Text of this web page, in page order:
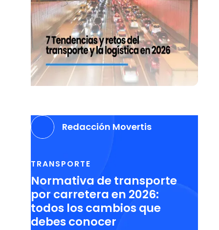
Redacción Movertis
TRANSPORTE
Normativa de transporte
por carretera en 2026:
todos los cambios que
debes conocer